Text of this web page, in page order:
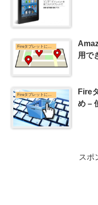
用で
Fireタブレットについて
Fire
め –
スポ